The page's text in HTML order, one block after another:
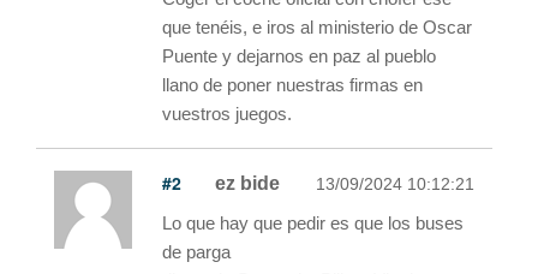
que tenéis, e iros al ministerio de Oscar
Puente y dejarnos en paz al pueblo
llano de poner nuestras firmas en
vuestros juegos.
#2 ez bide 13/09/2024 10:12:21
Lo que hay que pedir es que los buses
de parga